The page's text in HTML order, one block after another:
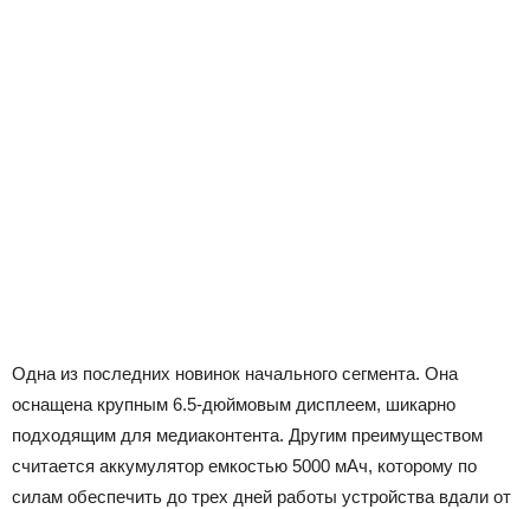
Одна из последних новинок начального сегмента. Она
оснащена крупным 6.5-дюймовым дисплеем, шикарно
подходящим для медиаконтента. Другим преимуществом
считается аккумулятор емкостью 5000 мАч, которому по
силам обеспечить до трех дней работы устройства вдали от